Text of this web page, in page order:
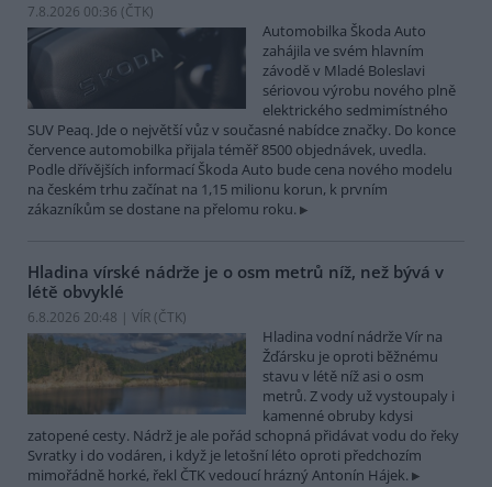
7.8.2026 00:36 (ČTK)
Automobilka Škoda Auto
zahájila ve svém hlavním
závodě v Mladé Boleslavi
sériovou výrobu nového plně
elektrického sedmimístného
SUV Peaq. Jde o největší vůz v současné nabídce značky. Do konce
července automobilka přijala téměř 8500 objednávek, uvedla.
Podle dřívějších informací Škoda Auto bude cena nového modelu
na českém trhu začínat na 1,15 milionu korun, k prvním
zákazníkům se dostane na přelomu roku.
Hladina vírské nádrže je o osm metrů níž, než bývá v
létě obvyklé
6.8.2026 20:48 | VÍR (ČTK)
Hladina vodní nádrže Vír na
Žďársku je oproti běžnému
stavu v létě níž asi o osm
metrů. Z vody už vystoupaly i
kamenné obruby kdysi
zatopené cesty. Nádrž je ale pořád schopná přidávat vodu do řeky
Svratky i do vodáren, i když je letošní léto oproti předchozím
mimořádně horké, řekl ČTK vedoucí hrázný Antonín Hájek.